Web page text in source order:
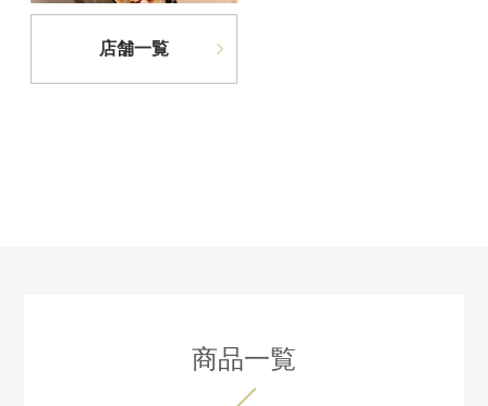
店舗一覧
商品一覧